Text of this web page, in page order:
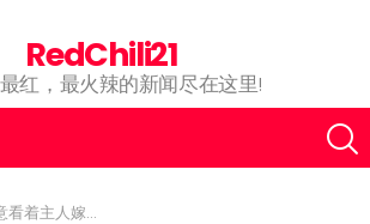
RedChili21
红，最火辣的新闻尽在这里!
去！狗狗“落跑”被新娘拉回婚礼现场！